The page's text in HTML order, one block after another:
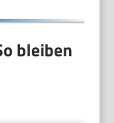
bleiben